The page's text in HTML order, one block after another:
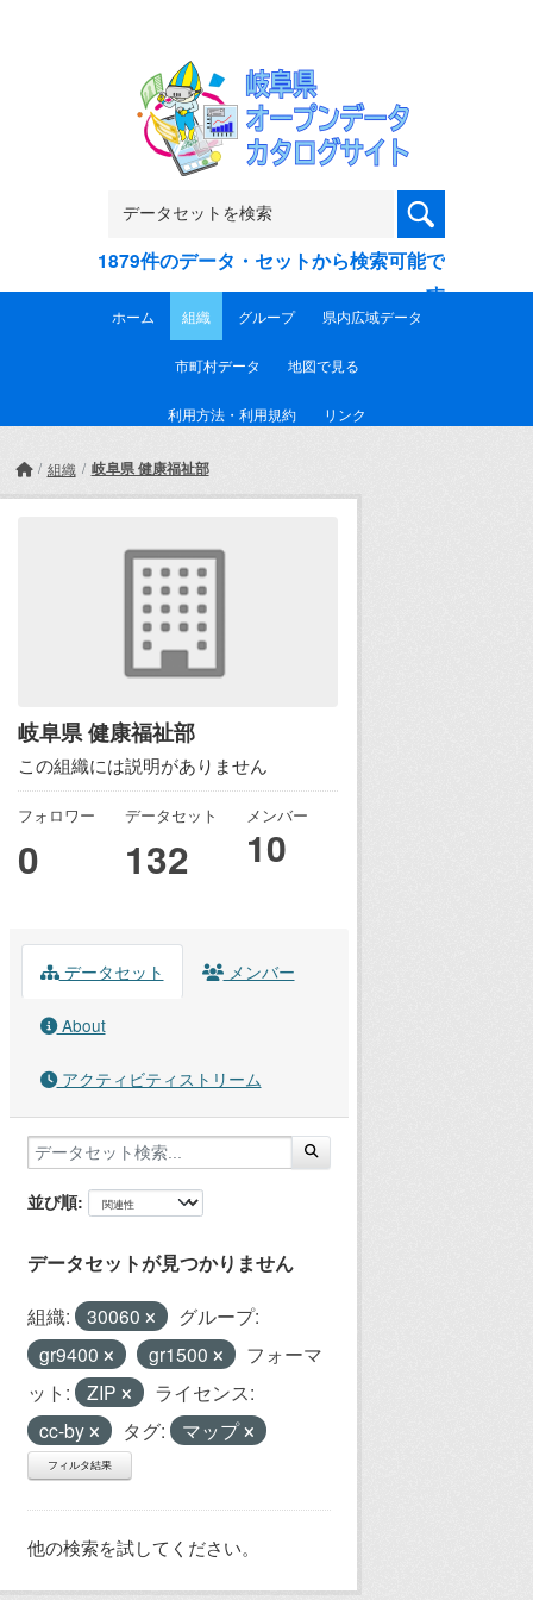
1879件のデータ・セットから検索可能で
す
ホーム 組織 グループ 県内広域データ
市町村データ 地図で見る
利用方法・利用規約 リンク
組織 岐阜県 健康福祉部
岐阜県 健康福祉部
この組織には説明がありません
フォロワー
0
データセット
132
メンバー
10
データセット メンバー
About
アクティビティストリーム
並び順
データセットが見つかりません
組織: 30060
グループ:
gr9400
gr1500
フォーマ
ット:
ZIP
ライセンス:
cc-by
タグ: マップ
フィルタ結果
他の検索を試してください。